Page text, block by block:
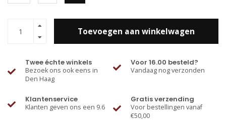
Toevoegen aan winkelwagen
Twee échte winkels
Bezoek ons ook eens in
Den Haag
Voor 16.00 besteld?
Vandaag nog verzonden
Klantenservice
Klanten geven ons een 9.6
Gratis verzending
Voor bestellingen vanaf
€50,00